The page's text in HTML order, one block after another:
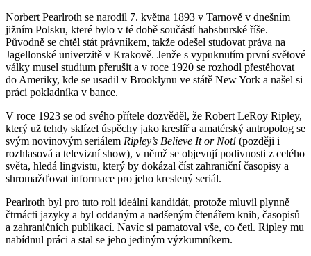
Norbert Pearlroth se narodil 7. května 1893 v Tarnově v dnešním
jižním Polsku, které bylo v té době součástí habsburské říše.
Původně se chtěl stát právníkem, takže odešel studovat práva na
Jagellonské univerzitě v Krakově. Jenže s vypuknutím první světové
války musel studium přerušit a v roce 1920 se rozhodl přestěhovat
do Ameriky, kde se usadil v Brooklynu ve státě New York a našel si
práci pokladníka v bance.
V roce 1923 se od svého přítele dozvěděl, že Robert LeRoy Ripley,
který už tehdy sklízel úspěchy jako kreslíř a amatérský antropolog se
svým novinovým seriálem Ripley’s Believe It or Not! (později i
rozhlasová a televizní show), v němž se objevují podivnosti z celého
světa, hledá lingvistu, který by dokázal číst zahraniční časopisy a
shromažďovat informace pro jeho kreslený seriál.
Pearlroth byl pro tuto roli ideální kandidát, protože mluvil plynně
čtrnácti jazyky a byl oddaným a nadšeným čtenářem knih, časopisů
a zahraničních publikací. Navíc si pamatoval vše, co četl. Ripley mu
nabídnul práci a stal se jeho jediným výzkumníkem.